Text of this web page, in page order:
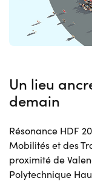
Un lieu
demain
Résonance HDF
Mobilités et des
proximité de
Polytechnique